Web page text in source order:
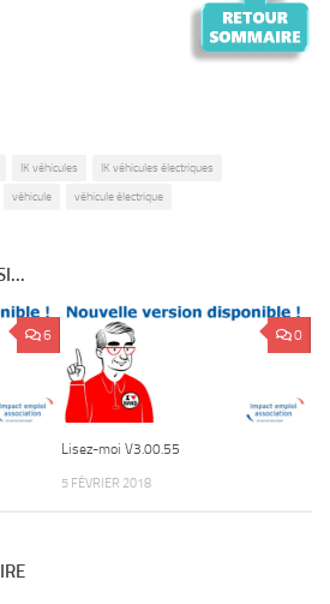
IK véhicules IK véhicules électriques
véhicule véhicule électrique
6 0
Lisez-moi V3.00.55
5 FÉVRIER 2018